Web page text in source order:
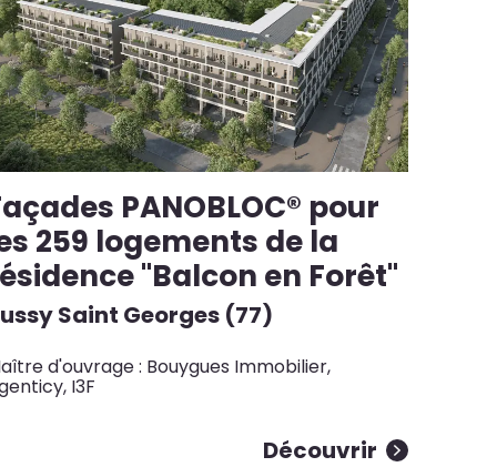
PANOBLOC® pour
259 logements de la
"Balcon en Forêt"
Saint Georges (77)
d'ouvrage : Bouygues Immobilier,
I3F
Découvrir